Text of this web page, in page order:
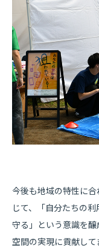
今後も地域の特性に
じて、「自分たちの
守る」という意識を
空間の実現に貢献して